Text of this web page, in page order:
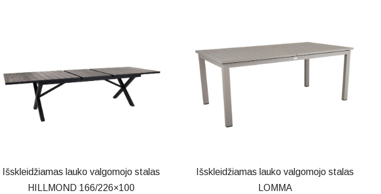
Išskleidžiamas lauko valgomojo stalas
HILLMOND 166/226×100
Išskleidžiamas lauko valgomojo stalas
LOMMA